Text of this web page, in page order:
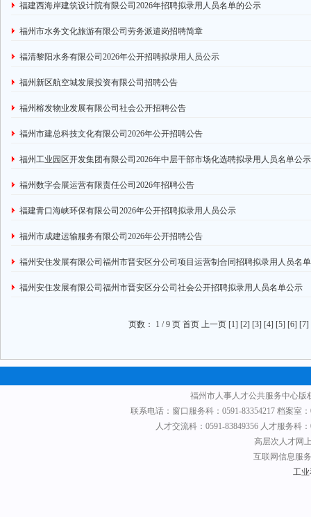
福建西海岸建筑设计院有限公司2026年招聘拟录用人员名单的公示
福州市水务文化旅游有限公司劳务派遣岗招聘简章
福清黎阳水务有限公司2026年公开招聘拟录用人员公示
福州新区航空城发展投资有限公司招聘公告
福州榕发物业发展有限公司社会公开招聘公告
福州市建总科技文化有限公司2026年公开招聘公告
福州工业园区开发集团有限公司2026年中层干部市场化选聘拟录用人员名单公示
福州数字会展运营有限责任公司2026年招聘公告
福建青口海峡环保有限公司2026年公开招聘拟录用人员公示
福州市成建运输服务有限公司2026年公开招聘公告
福州安住发展有限公司福州市晋安区分公司项目运营制合同招聘拟录用人员名
福州安住发展有限公司福州市晋安区分公司社会公开招聘拟录用人员名单公示
页数： 1 / 9 页 首页 上一页 [1] [2] [3] [4] [5] [6] [7]
福州市人事人才公共服务中心版
联系电话：窗口服务科：0591-83354217 档案室
人才交流科：0591-83849356 人才服务科
高层次人才网
互联网信息服
工